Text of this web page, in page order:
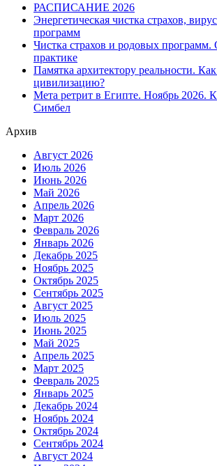
РАСПИСАНИЕ 2026
Энергетическая чистка страхов,
программ
Чистка страхов и родовых
практике
Памятка архитектору реальности.
цивилизацию?
Мета ретрит в Египте. Ноябрь 2026.
Симбел
Архив
Август 2026
Июль 2026
Июнь 2026
Май 2026
Апрель 2026
Март 2026
Февраль 2026
Январь 2026
Декабрь 2025
Ноябрь 2025
Октябрь 2025
Сентябрь 2025
Август 2025
Июль 2025
Июнь 2025
Май 2025
Апрель 2025
Март 2025
Февраль 2025
Январь 2025
Декабрь 2024
Ноябрь 2024
Октябрь 2024
Сентябрь 2024
Август 2024